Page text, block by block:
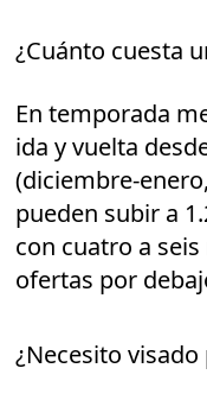
¿Cuánto cuesta
En temporada
ida y vuelta
(diciembre-
pueden subir a
con cuatro a
ofertas por
¿Necesito